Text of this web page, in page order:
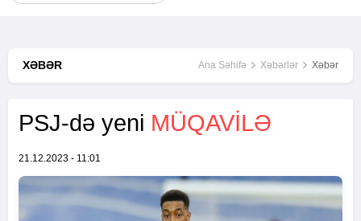
XƏBƏR Ana Səhifə Xəbərlər Xəbər
PSJ-də yeni MÜQAVILƏ
21.12.2023 - 11:01